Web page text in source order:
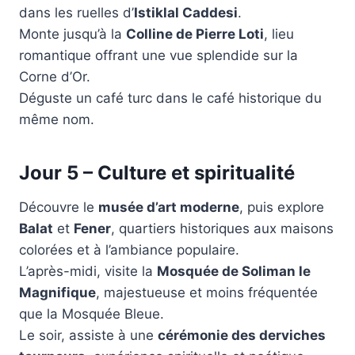
dans les ruelles d’Istiklal Caddesi.
Monte jusqu’à la Colline de Pierre Loti, lieu
romantique offrant une vue splendide sur la
Corne d’Or.
Déguste un café turc dans le café historique du
même nom.
Jour 5 – Culture et spiritualité
Découvre le musée d’art moderne, puis explore
Balat et Fener, quartiers historiques aux maisons
colorées et à l’ambiance populaire.
L’après-midi, visite la Mosquée de Soliman le
Magnifique, majestueuse et moins fréquentée
que la Mosquée Bleue.
Le soir, assiste à une cérémonie des derviches